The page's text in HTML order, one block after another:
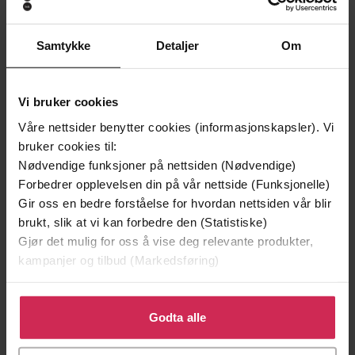
Samtykke Detaljer Om
Vi bruker cookies
Våre nettsider benytter cookies (informasjonskapsler). Vi
bruker cookies til:
Nødvendige funksjoner på nettsiden (Nødvendige)
Forbedrer opplevelsen din på vår nettside (Funksjonelle)
Gir oss en bedre forståelse for hvordan nettsiden vår blir
brukt, slik at vi kan forbedre den (Statistiske)
Gjør det mulig for oss å vise deg relevante produkter,
kampanjer og tilbud (Markedsføring)
Klikk på «Godta alle» for å gi oss ditt samtykke til å
bruke cookies for alle disse formålene. Du kan også
tilpasse ditt samtykke til spesifikke formål ved å klikke
Godta alle
199,-
Minnesota
Jo Nesbø
EBOK
349,-
Utskudd
Jørn Lier Horst
Forfattere Mary Balogh(forfatter)